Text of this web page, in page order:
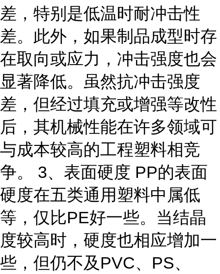
差，特别是低温时耐冲击性
差。此外，如果制品成型时存
在取向或应力，冲击强度也会
显著降低。虽然抗冲击强度
差，但经过填充或增强等改性
后，其机械性能在许多领域可
与成本较高的工程塑料相竞
争。 3、表面硬度 PP的表面
硬度在五类通用塑料中属低
等，仅比PE好一些。当结晶
度较高时，硬度也相应增加一
些，但仍不及PVC、PS、